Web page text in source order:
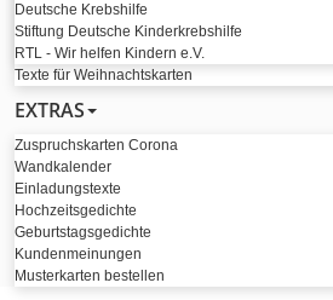
Deutsche Krebshilfe
Stiftung Deutsche Kinderkrebshilfe
RTL - Wir helfen Kindern e.V.
Texte für Weihnachtskarten
EXTRAS
Zuspruchskarten Corona
Wandkalender
Einladungstexte
Hochzeitsgedichte
Geburtstagsgedichte
Kundenmeinungen
Musterkarten bestellen